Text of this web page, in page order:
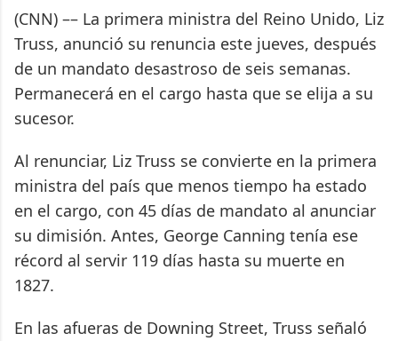
(CNN) –– La primera ministra del Reino Unido, Liz
Truss, anunció su renuncia este jueves, después
de un mandato desastroso de seis semanas.
Permanecerá en el cargo hasta que se elija a su
sucesor.
Al renunciar, Liz Truss se convierte en la primera
ministra del país que menos tiempo ha estado
en el cargo, con 45 días de mandato al anunciar
su dimisión. Antes, George Canning tenía ese
récord al servir 119 días hasta su muerte en
1827.
En las afueras de Downing Street, Truss señaló